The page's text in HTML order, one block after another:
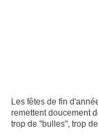
Les fêtes de fin
remettent doucement
trop de "bulles", trop